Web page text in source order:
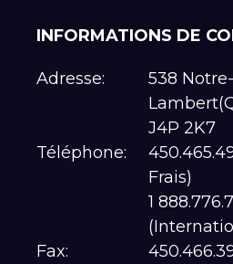
INFORMATIONS DE
Adresse:
538
J4P 2K7
Téléphone:
Frais)
1
Fax: